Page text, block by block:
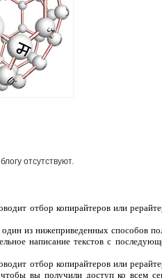
отсутствуют.
отбор копирайтеров или
из нижеприведенных способов
написание текстов с
отбор копирайтеров или
вы получили доступ ко всем